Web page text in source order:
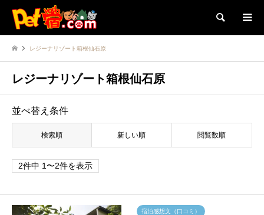
検索
レジーナリゾート箱根仙石原
レジーナリゾート箱根仙石原
並べ替え条件
検索順 新しい順 閲覧数順
2件中 1〜2件を表示
宿泊感想文（口コミ）